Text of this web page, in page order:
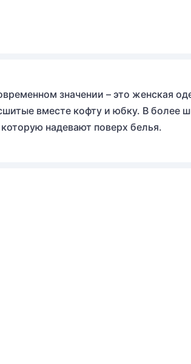
значении – это женская
вместе кофту и юбку. В более
надевают поверх белья.